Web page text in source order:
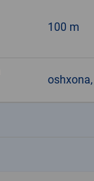
100 m